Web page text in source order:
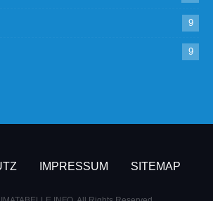
9
9
IMPRESSUM SITEMAP